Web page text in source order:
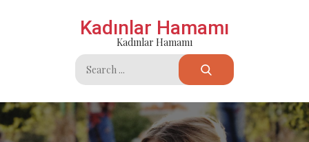
Kadınlar Hamamı
Kadınlar Hamamı
Search
for: